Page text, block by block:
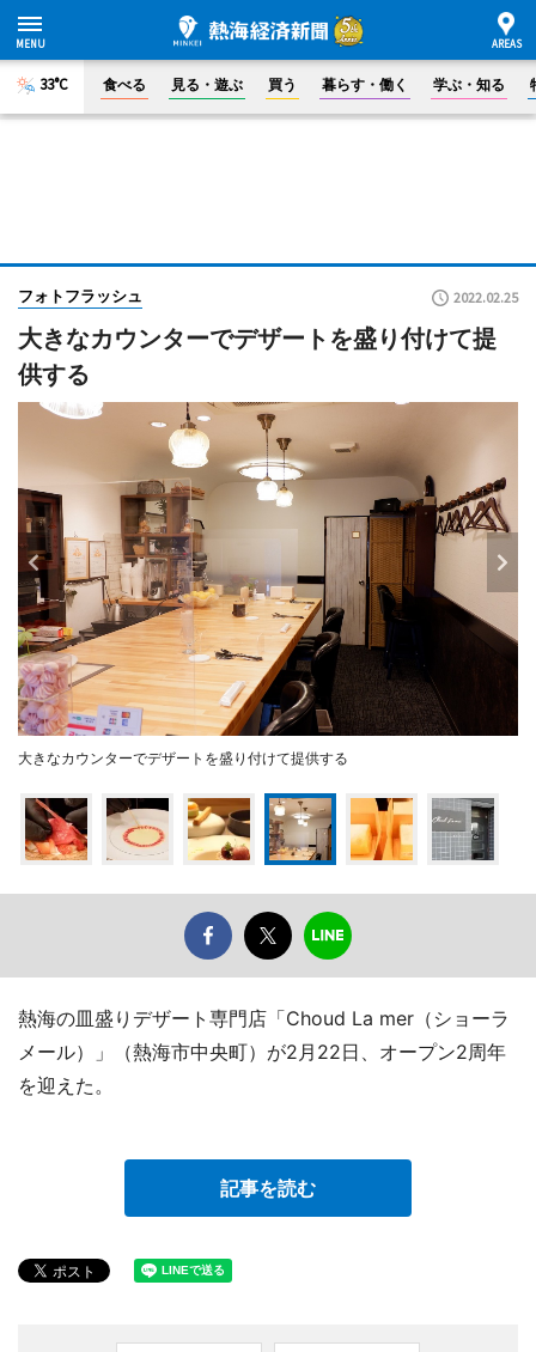
33°C 食べる 見る・遊ぶ 買う 暮らす・働く 学ぶ・知る
フォトフラッシュ 2022.02.25
大きなカウンターでデザートを盛り付けて提
供する
大きなカウンターでデザートを盛り付けて提供する
熱海の皿盛りデザート専門店「Choud La mer（ショーラ
メール）」（熱海市中央町）が2月22日、オープン2周年
を迎えた。
記事を読む